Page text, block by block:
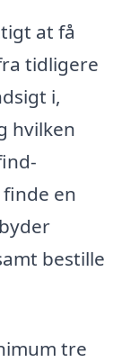
at få
tidligere
i,
hvilken
en
bestille
tre